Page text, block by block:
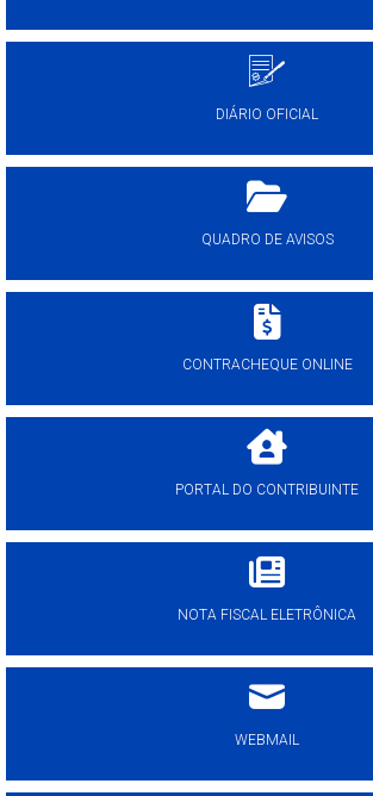
DIÁRIO OFICIAL
QUADRO DE AVISOS
CONTRACHEQUE ONLINE
PORTAL DO CONTRIBUINTE
NOTA FISCAL ELETRÔNICA
WEBMAIL